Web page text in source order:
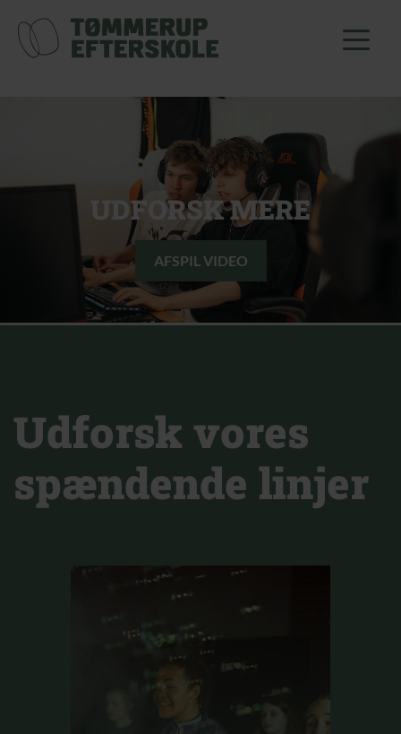
UDFORSK MERE
AFSPIL VIDEO
Udforsk vores
spændende linjer